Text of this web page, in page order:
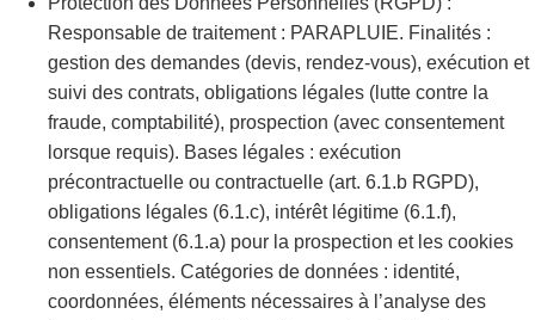
Responsable de traitement : PARAPLUIE. Finalités :
gestion des demandes (devis, rendez-vous), exécution et
suivi des contrats, obligations légales (lutte contre la
fraude, comptabilité), prospection (avec consentement
lorsque requis). Bases légales : exécution
précontractuelle ou contractuelle (art. 6.1.b RGPD),
obligations légales (6.1.c), intérêt légitime (6.1.f),
consentement (6.1.a) pour la prospection et les cookies
non essentiels. Catégories de données : identité,
coordonnées, éléments nécessaires à l’analyse des